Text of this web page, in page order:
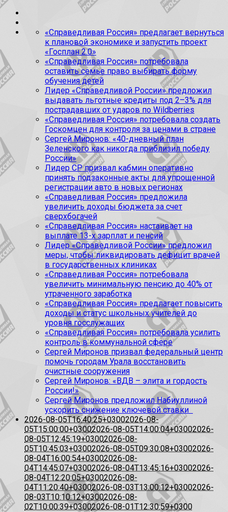
«Справедливая Россия» предлагает вернуться
к плановой экономике и запустить проект
«Госплан 2.0»
«Справедливая Россия» потребовала
оставить семье право выбирать форму
обучения детей
Лидер «Справедливой России» предложил
выдавать льготные кредиты под 2–3% для
пострадавших от ударов по Wildberries
«Справедливая Россия» потребовала создать
Госкомцен для контроля за ценами в стране
Сергей Миронов: «40-дневный план
Зеленского как никогда приблизил победу
России»
Лидер СР призвал кабмин оперативно
принять подзаконные акты для упрощенной
регистрации авто в новых регионах
«Справедливая Россия» предложила
увеличить доходы бюджета за счет
сверхбогачей
«Справедливая Россия» настаивает на
выплате 13-х зарплат и пенсий
Лидер «Справедливой России» предложил
меры, чтобы ликвидировать дефицит врачей
в государственных клиниках
«Справедливая Россия» потребовала
увеличить минимальную пенсию до 40% от
утраченного заработка
«Справедливая Россия» предлагает повысить
доходы и статус школьных учителей до
уровня госслужащих
«Справедливая Россия» потребовала усилить
контроль в коммунальной сфере
Сергей Миронов призвал федеральный центр
помочь городам Урала восстановить
очистные сооружения
Сергей Миронов: «ВДВ – элита и гордость
России!»
Сергей Миронов предложил Набиуллиной
ускорить снижение ключевой ставки
2026-08-05T16:40:25+03002026-08-
05T15:00:00+03002026-08-05T14:00:04+03002026-
08-05T12:45:19+03002026-08-
05T10:45:03+03002026-08-05T09:30:08+03002026-
08-04T16:00:54+03002026-08-
04T14:45:07+03002026-08-04T13:45:16+03002026-
08-04T12:20:05+03002026-08-
04T11:20:40+03002026-08-03T13:00:12+03002026-
08-03T10:10:12+03002026-08-
02T10:00:39+03002026-08-01T12:30:59+0300